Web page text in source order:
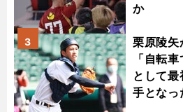
か
栗原陵矢
「自転
として
手となっ
3